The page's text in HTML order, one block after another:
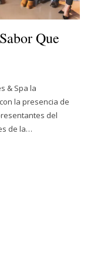
Que
& Spa la
la presencia de
del
de la…